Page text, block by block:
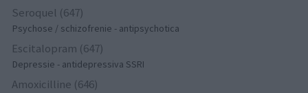
Seroquel (647)
Psychose / schizofrenie - antipsychotica
Escitalopram (647)
Depressie - antidepressiva SSRI
Amoxicilline (646)